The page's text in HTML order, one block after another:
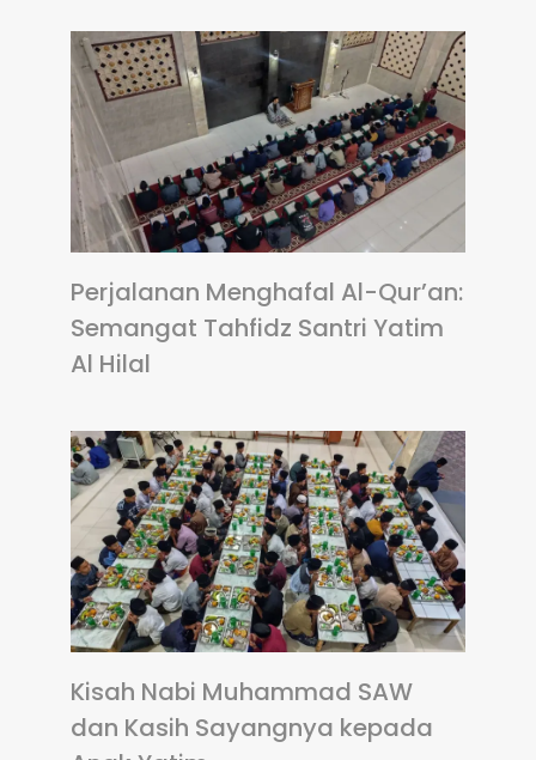
Perjalanan Menghafal Al-Qur’an:
Semangat Tahfidz Santri Yatim
Al Hilal
Kisah Nabi Muhammad SAW
dan Kasih Sayangnya kepada